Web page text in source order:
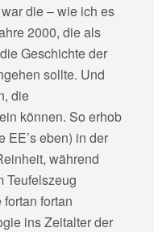
die – wie ich es
2000, die als
Geschichte der
sollte. Und
die
können. So erhob
EE’s eben) in der
während
Teufelszeug
fortan
ins Zeitalter der